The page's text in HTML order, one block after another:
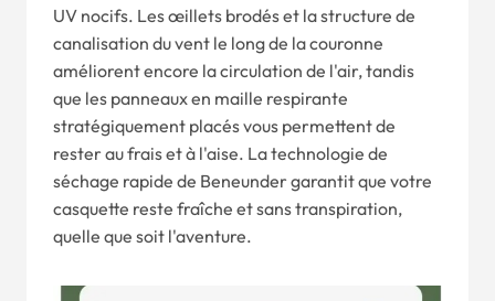
UV nocifs. Les œillets brodés et la structure de
canalisation du vent le long de la couronne
améliorent encore la circulation de l'air, tandis
que les panneaux en maille respirante
stratégiquement placés vous permettent de
rester au frais et à l'aise. La technologie de
séchage rapide de Beneunder garantit que votre
casquette reste fraîche et sans transpiration,
quelle que soit l'aventure.